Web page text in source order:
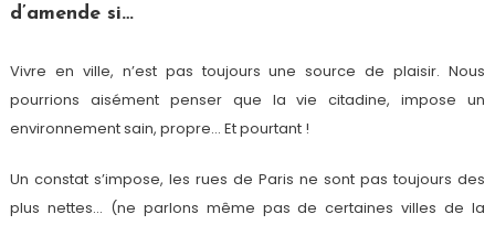
d’amende si…
Vivre en ville, n’est pas toujours une source de plaisir. Nous
pourrions aisément penser que la vie citadine, impose un
environnement sain, propre… Et pourtant !
Un constat s’impose, les rues de Paris ne sont pas toujours des
plus nettes… (ne parlons même pas de certaines villes de la